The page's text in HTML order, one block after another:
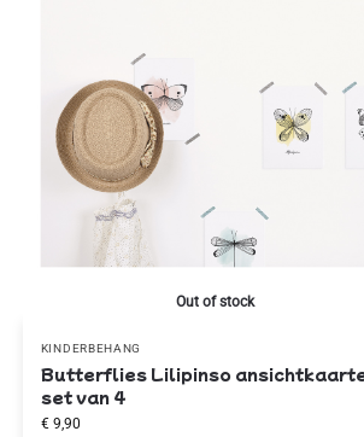
Out of stock
KINDERBEHANG
Butterflies Lilipinso
set van 4
€9,90